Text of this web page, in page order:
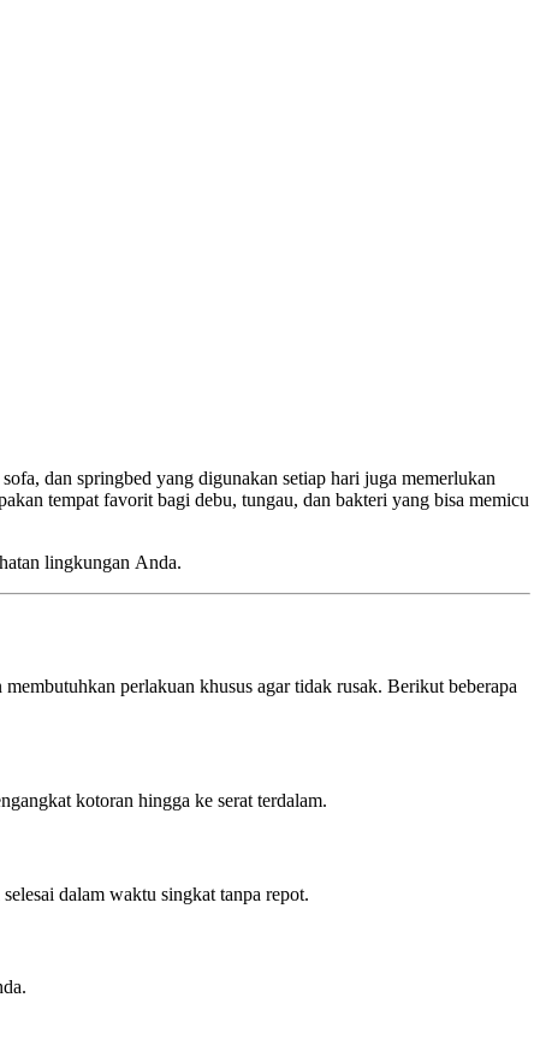
dan springbed yang digunakan setiap hari juga memerlukan
tempat favorit bagi debu, tungau, dan bakteri yang bisa memicu
lingkungan Anda.
perlakuan khusus agar tidak rusak. Berikut beberapa
kotoran hingga ke serat terdalam.
dalam waktu singkat tanpa repot.